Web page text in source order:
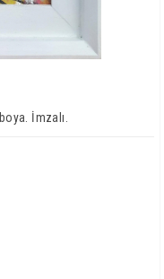
İmzalı.